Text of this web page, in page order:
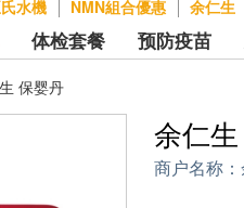
水機 NMN組合優惠 余仁生
体检套餐 预防疫苗
保婴丹
余仁
商户名称：